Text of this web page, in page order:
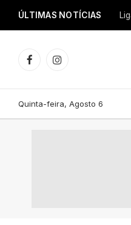
ÚLTIMAS NOTÍCIAS
FacebookInstagram
Quinta-feira, Agosto 6